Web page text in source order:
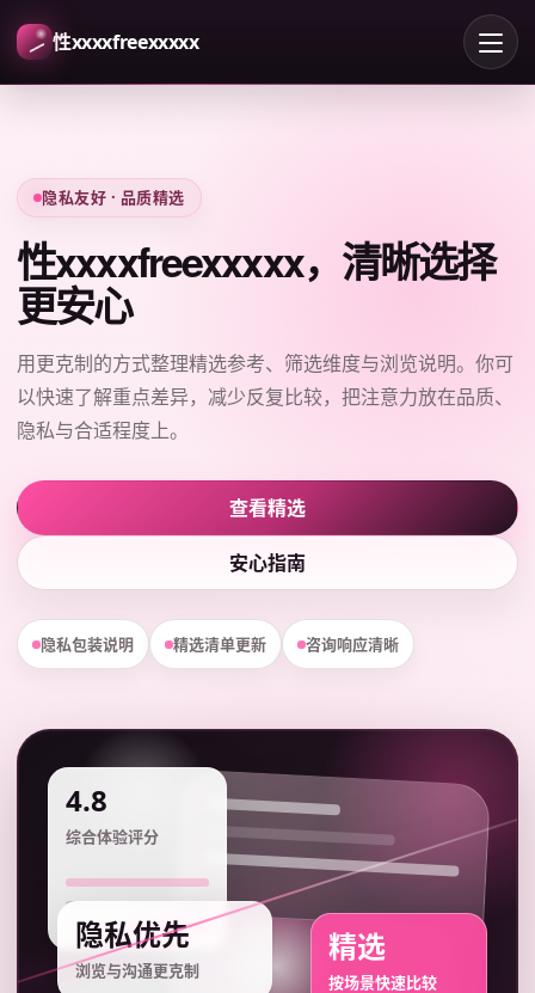
性xxxxfreexxxxx
隐私友好 · 品质精选
性xxxxfreexxxxx，清晰选择
更安心
用更克制的方式整理精选参考、筛选维度与浏览说明。你可
以快速了解重点差异，减少反复比较，把注意力放在品质、
隐私与合适程度上。
查看精选
安心指南
隐私包装说明 精选清单更新 咨询响应清晰
4.8
综合体验评分
隐私优先
浏览与沟通更克制
精选
按场景快速比较